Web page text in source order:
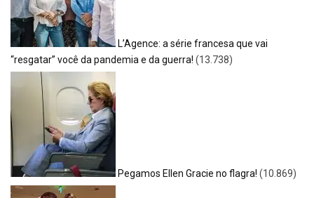
L’Agence: a série francesa que vai
“resgatar” você da pandemia e da guerra! (13.738)
Pegamos Ellen Gracie no flagra! (10.869)